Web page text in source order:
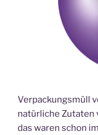
Verpackungsmüll
natürliche Zutaten
das waren schon